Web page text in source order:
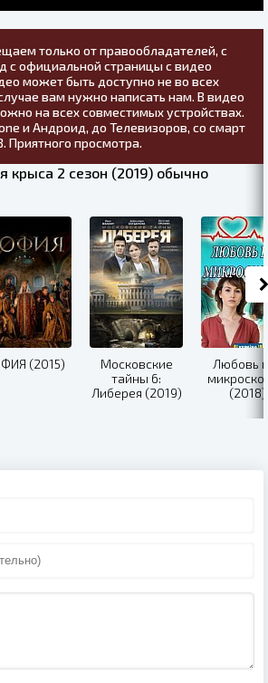
только от правообладателей, с
с официальной страницы с видео
может быть доступно не во всех
вам нужно написать нам. В видео
на всех совместимых устройствах.
и Андроид, до Телевизоров, со смарт
Приятного просмотра.
крыса 2 сезон (2019) обычно
(2015)
Московские
тайны 6:
Либерея (2019)
Любовь
(2018)